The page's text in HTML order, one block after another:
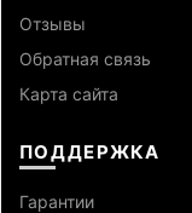
Отзывы
Обратная связь
Карта сайта
ПОДДЕРЖКА
Гарантии